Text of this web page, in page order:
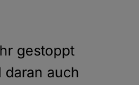
gestoppt
auch